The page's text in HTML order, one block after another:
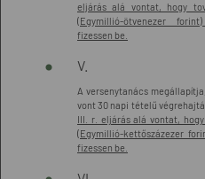
eljárás alá vontat, hogy
(Egymillió-ötvenezer
fizessen be.
V.
A versenytanács
vont 30 napi tételű
III. r. eljárás alá vontat,
(Egymillió-kettőszázezer
fizessen be.